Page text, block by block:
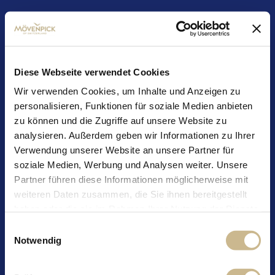
Diese Webseite verwendet Cookies
Wir verwenden Cookies, um Inhalte und Anzeigen zu
personalisieren, Funktionen für soziale Medien anbieten
zu können und die Zugriffe auf unsere Website zu
analysieren. Außerdem geben wir Informationen zu Ihrer
Verwendung unserer Website an unsere Partner für
soziale Medien, Werbung und Analysen weiter. Unsere
Partner führen diese Informationen möglicherweise mit
weiteren Daten zusammen, die Sie ihnen bereitgestellt
Notwendig
Legal Notice
Copyright 2020 by Mövenpick Holding AG, Schweiz.
All rights reserved.
Mövenpick Holding AG
Oberneuhofstrasse 12
E-mailfinefood@moevenpick-group.com